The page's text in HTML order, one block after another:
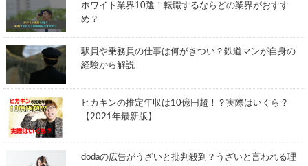
ホワイト業界10選！転職するならどの業界がおすす
め？
駅員や乗務員の仕事は何がきつい？鉄道マンが自身の
経験から解説
ヒカキンの推定年収は10億円超！？実際はいくら？
【2021年最新版】
dodaの広告がうざいと批判殺到？うざいと言われる理